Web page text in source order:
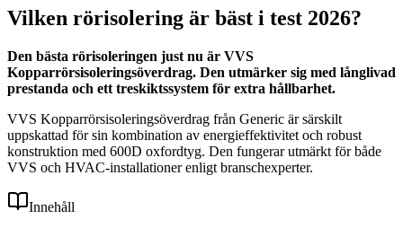
Vilken rörisolering är bäst i test 2026?
Den bästa rörisoleringen just nu är VVS
Kopparrörsisoleringsöverdrag. Den utmärker sig med långlivad
prestanda och ett treskiktssystem för extra hållbarhet.
VVS Kopparrörsisoleringsöverdrag från Generic är särskilt
uppskattad för sin kombination av energieffektivitet och robust
konstruktion med 600D oxfordtyg. Den fungerar utmärkt för både
VVS och HVAC-installationer enligt branschexperter.
Innehåll